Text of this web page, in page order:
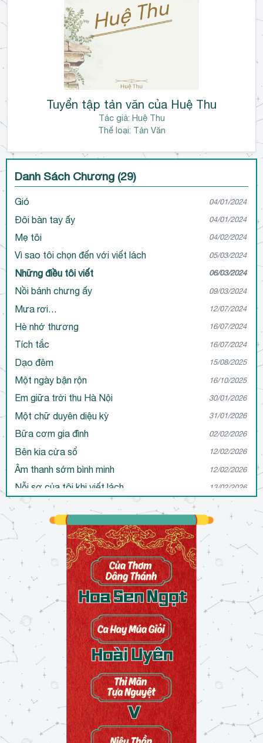
Tuyển tập tản văn của Huệ Thu
Tác giả: Huệ Thu
Thể loại: Tản Văn
Danh Sách Chương (29)
Gió 04/01/2024
Đôi bàn tay ấy 04/01/2024
Mẹ tôi 04/02/2024
Vì sao tôi chọn đến với viết lách 05/03/2024
Những điều tôi viết 06/03/2024
Nồi bánh chưng ấy 09/03/2024
Mưa rơi… 12/07/2024
Hè nhớ thương 16/07/2024
Tích tắc 16/07/2024
Dạo đêm 15/08/2025
Một ngày bận rộn 16/10/2025
Em giữa trời thu Hà Nội 30/01/2026
Một chữ duyên diệu kỳ 31/01/2026
Bữa cơm gia đình 02/02/2026
Bên kia cửa sổ 12/02/2026
Âm thanh sớm bình minh 12/02/2026
Nỗi sợ của tôi khi viết lách 13/02/2026
Tôi muốn trở thành người viết như thế nào? 13/02/2026
Sự thấu hiểu qua tác phẩm 17/02/2026
Cô độc trong viết lách
Đôi mắt ấy 21/02/2026
Ước mơ… 21/02/2026
Một lần thất bại của tôi 24/02/2026
Sắc màu ngày Tết 24/02/2026
Đau 26/02/2026
Thói quen 27/02/2026
Cảm xúc 27/02/2026
Tương lai 27/02/2026
Tưởng tượng